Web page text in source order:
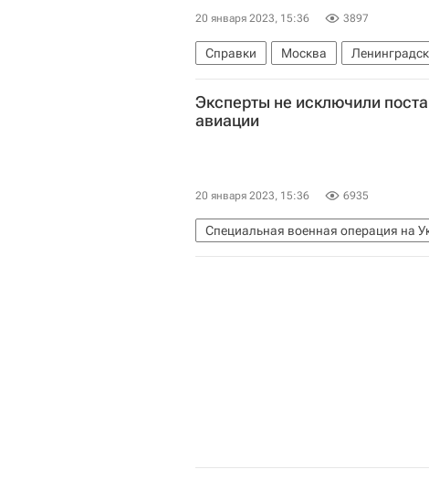
20 января 2023, 15:36 3897
Справки Москва
КамАЗ (завод)
Ford Motor
Эксперты не исключили
авиации
20 января 2023, 15:36 6935
Специальная военная операция на
Украина
НАТО